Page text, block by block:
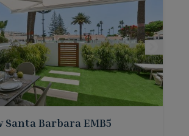
Santa Barbara EMB5